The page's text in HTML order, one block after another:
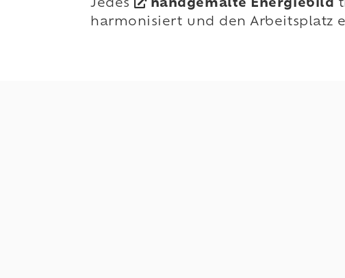
Jedes
handgemalte Energiebild
harmonisiert und den Arbeitsplatz